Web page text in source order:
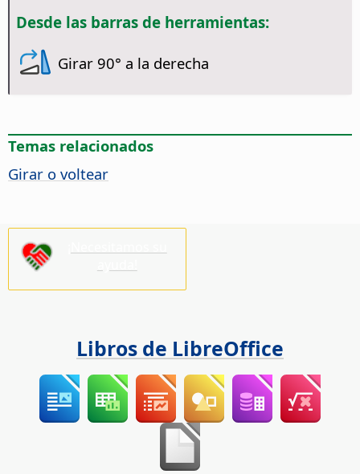
Desde las barras de herramientas:
Girar 90° a la derecha
Temas relacionados
Girar o voltear
Libros de LibreOffice